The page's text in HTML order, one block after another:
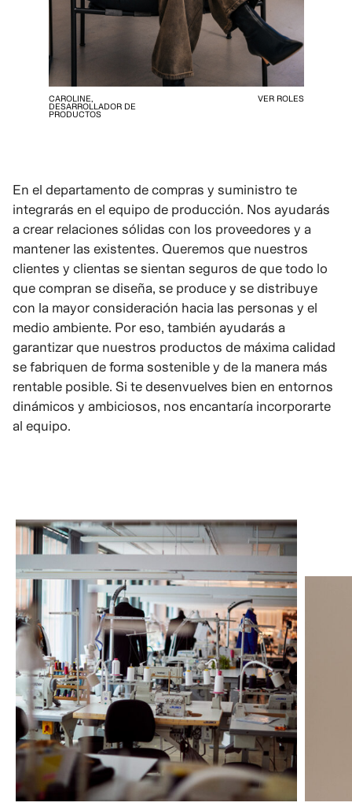
CAROLINE,
DESARROLLADOR DE
PRODUCTOS
VER ROLES
En el departamento de compras y suministro te
integrarás en el equipo de producción. Nos ayudarás
a crear relaciones sólidas con los proveedores y a
mantener las existentes. Queremos que nuestros
clientes y clientas se sientan seguros de que todo lo
que compran se diseña, se produce y se distribuye
con la mayor consideración hacia las personas y el
medio ambiente. Por eso, también ayudarás a
garantizar que nuestros productos de máxima calidad
se fabriquen de forma sostenible y de la manera más
rentable posible. Si te desenvuelves bien en entornos
dinámicos y ambiciosos, nos encantaría incorporarte
al equipo.